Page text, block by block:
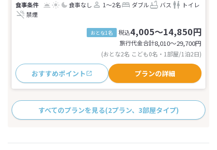
食事なし 1～2名 ダブル バス
トイレ
禁煙
おとな1名 税込4,005～14,850円
旅行代金合計8,010〜29,700円
(おとな2名 こども0名・1部屋/1泊2日)
おすすめポイント プランの詳細
すべてのプランを見る(2プラン、3部屋タイプ)